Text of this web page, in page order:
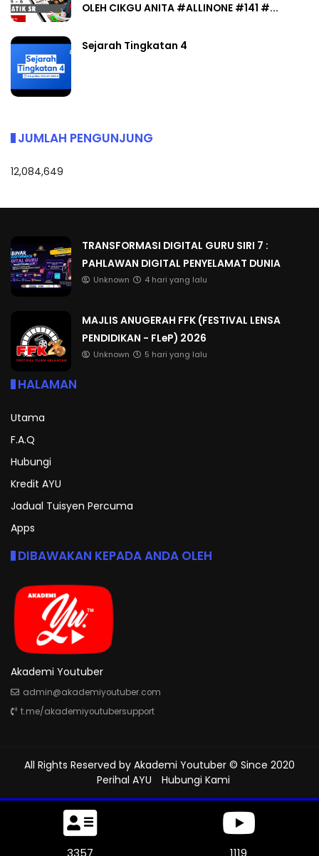
OLEH CIKGU ANITA #ALLINONE #141 #...
Sejarah Tingkatan 4
JUMLAH PENGUNJUNG
12,084,649
TRANSFORMASI DIGITAL GURU SIRI 7 :
PAHLAWAN DIGITAL PENYELAMAT DUNIA
Unknown 4 hari yang lalu
MAJLIS ANUGERAH FFK (FESTIVAL LENSA
PENDIDIKAN - FLeP) 2026
Unknown 5 hari yang lalu
HALAMAN
Utama
F.A.Q
Hubungi
Kredit AYU
Jadual Tuisyen Percuma
Apps
DIBAWAKAN KEPADA ANDA OLEH
Akademi Youtuber
admin@akademiyoutuber.com
t.me/akademiyoutubersupport
All Rights Reserved by Akademi Youtuber © Since 2020
Perihal AYU
Hubungi Kami